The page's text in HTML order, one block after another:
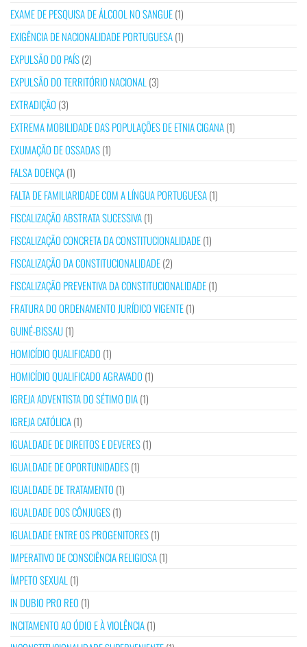
EXAME DE PESQUISA DE ÁLCOOL NO SANGUE(1)
EXIGÊNCIA DE NACIONALIDADE PORTUGUESA(1)
EXPULSÃO DO PAÍS(2)
EXPULSÃO DO TERRITÓRIO NACIONAL (3)
EXTRADIÇÃO (3)
EXTREMA MOBILIDADE DAS POPULAÇÕES DE ETNIA CIGANA(1)
EXUMAÇÃO DE OSSADAS(1)
FALSA DOENÇA(1)
FALTA DE FAMILIARIDADE COM A LÍNGUA PORTUGUESA(1)
FISCALIZAÇÃO ABSTRATA SUCESSIVA(1)
FISCALIZAÇÃO CONCRETA DA CONSTITUCIONALIDADE(1)
FISCALIZAÇÃO DA CONSTITUCIONALIDADE(2)
FISCALIZAÇÃO PREVENTIVA DA CONSTITUCIONALIDADE(1)
FRATURA DO ORDENAMENTO JURÍDICO VIGENTE(1)
GUINÉ-BISSAU(1)
HOMICÍDIO QUALIFICADO (1)
HOMICÍDIO QUALIFICADO AGRAVADO (1)
IGREJA ADVENTISTA DO SÉTIMO DIA(1)
IGREJA CATÓLICA(1)
IGUALDADE DE DIREITOS E DEVERES(1)
IGUALDADE DE OPORTUNIDADES(1)
IGUALDADE DE TRATAMENTO (1)
IGUALDADE DOS CÔNJUGES(1)
IGUALDADE ENTRE OS PROGENITORES(1)
IMPERATIVO DE CONSCIÊNCIA RELIGIOSA(1)
ÍMPETO SEXUAL (1)
IN DUBIO PRO REO (1)
INCITAMENTO AO ÓDIO E À VIOLÊNCIA(1)